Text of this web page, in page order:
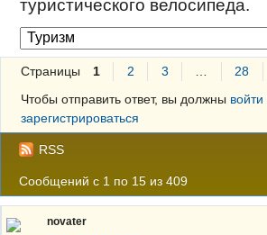
туристического велосипеда.
Страницы 1 2 3 28
Чтобы отправить ответ, вы должны войти
зарегистрироваться
RSS
Сообщений с 1 по 15 из 409
novater